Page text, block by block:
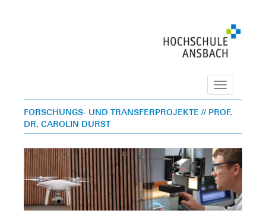
Navigation
FORSCHUNGS- UND TRANSFERPROJEKTE // PROF.
DR. CAROLIN DURST